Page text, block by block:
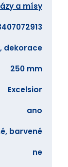
a mísy
dekorace
250 mm
Excelsior
ano
barvené
ne